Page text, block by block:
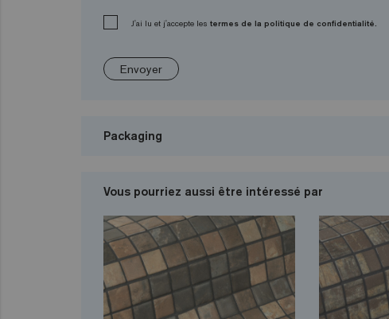
J'ai lu et j'accepte les termes de la politique de confidentialité.
Envoyer
Packaging
Vous pourriez aussi être intéressé par